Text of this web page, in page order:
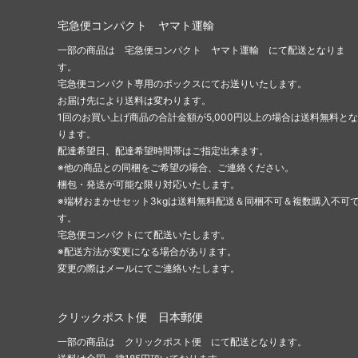
宅急便コンパクト ヤマト運輸
一部の商品は 宅急便コンパクト ヤマト運輸 にて配送となりま
す。
宅急便コンパクト専用のボックスにてお送りいたします。
お届け先により送料は変わります。
1回のお買い上げ商品の合計金額が5,000円以上の場合は送料無料とな
ります。
配達希望日、配達希望時間帯はご指定出来ます。
※他の商品との同梱をご希望の場合、ご連絡ください。
梱包・発送が可能な限り対応いたします。
※端材おまかせセット3kgは送料無料配送＆同梱不可＆複数購入不可
す。
宅急便コンパクトにて配送いたします。
※配送方法が変更になる場合があります。
変更の際はメールにてご連絡いたします。
クリックポスト便 日本郵便
一部の商品は クリックポスト便 にて配送となります。